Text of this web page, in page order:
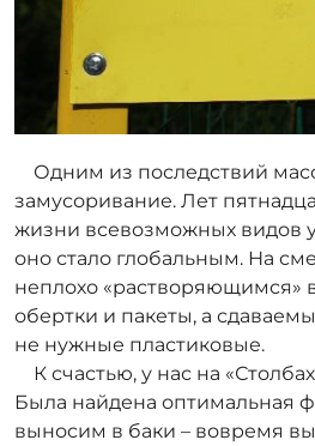
Одним из последствий
замусоривание. Лет
жизни всевозможных видов
оно стало глобальным. На
неплохо «растворяющимся»
обертки и пакеты, а
не нужные пластиковые.
К счастью, у нас на
Была найдена оптимальная
выносим в баки – вовремя